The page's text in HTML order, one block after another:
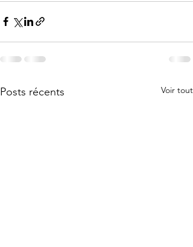
Posts récents Voir tout